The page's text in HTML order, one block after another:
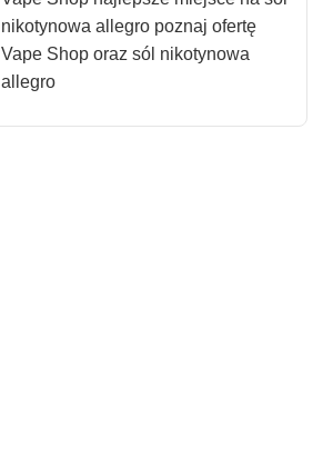
nikotynowa allegro poznaj ofertę
Vape Shop oraz sól nikotynowa
allegro